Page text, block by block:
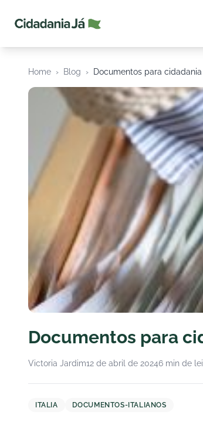
Home › Blog › Documentos para
Documentos para
Victoria Jardim12 de abril de 20246 min de
ITALIA DOCUMENTOS-ITALIANOS